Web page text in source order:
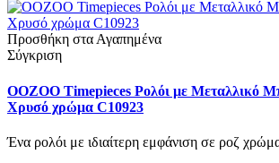
Προσθήκη στα Αγαπημένα
Σύγκριση
OOZOO Timepieces Ρολόι με Μεταλλικό
Χρυσό χρώμα C10923
Ένα ρολόι με ιδιαίτερη εμφάνιση σε ροζ